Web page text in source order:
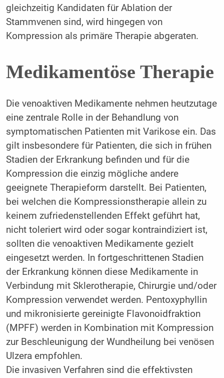
gleichzeitig Kandidaten für Ablation der
Stammvenen sind, wird hingegen von
Kompression als primäre Therapie abgeraten.
Medikamentöse Therapie
Die venoaktiven Medikamente nehmen heutzutage
eine zentrale Rolle in der Behandlung von
symptomatischen Patienten mit Varikose ein. Das
gilt insbesondere für Patienten, die sich in frühen
Stadien der Erkrankung befinden und für die
Kompression die einzig mögliche andere
geeignete Therapieform darstellt. Bei Patienten,
bei welchen die Kompressionstherapie allein zu
keinem zufriedenstellenden Effekt geführt hat,
nicht toleriert wird oder sogar kontraindiziert ist,
sollten die venoaktiven Medikamente gezielt
eingesetzt werden. In fortgeschrittenen Stadien
der Erkrankung können diese Medikamente in
Verbindung mit Sklerotherapie, Chirurgie und/oder
Kompression verwendet werden. Pentoxyphyllin
und mikronisierte gereinigte Flavonoidfraktion
(MPFF) werden in Kombination mit Kompression
zur Beschleunigung der Wundheilung bei venösen
Ulzera empfohlen.
Die invasiven Verfahren sind die effektivsten